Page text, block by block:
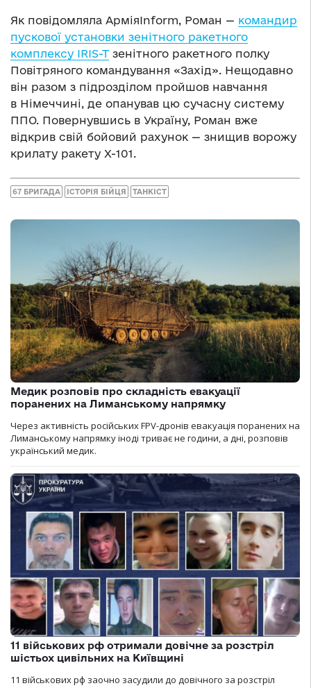
Як повідомляла АрміяInform, Роман — командир
пускової установки зенітного ракетного
комплексу IRIS-T зенітного ракетного полку
Повітряного командування «Захід». Нещодавно
він разом з підрозділом пройшов навчання
в Німеччині, де опанував цю сучасну систему
ППО. Повернувшись в Україну, Роман вже
відкрив свій бойовий рахунок — знищив ворожу
крилату ракету Х-101.
67 БРИГАДА ІСТОРІЯ БІЙЦЯ ТАНКІСТ
Медик розповів про складність евакуації
поранених на Лиманському напрямку
Через активність російських FPV-дронів евакуація поранених на
Лиманському напрямку іноді триває не години, а дні, розповів
український медик.
11 військових рф отримали довічне за розстріл
шістьох цивільних на Київщині
11 військових рф заочно засудили до довічного за розстріл